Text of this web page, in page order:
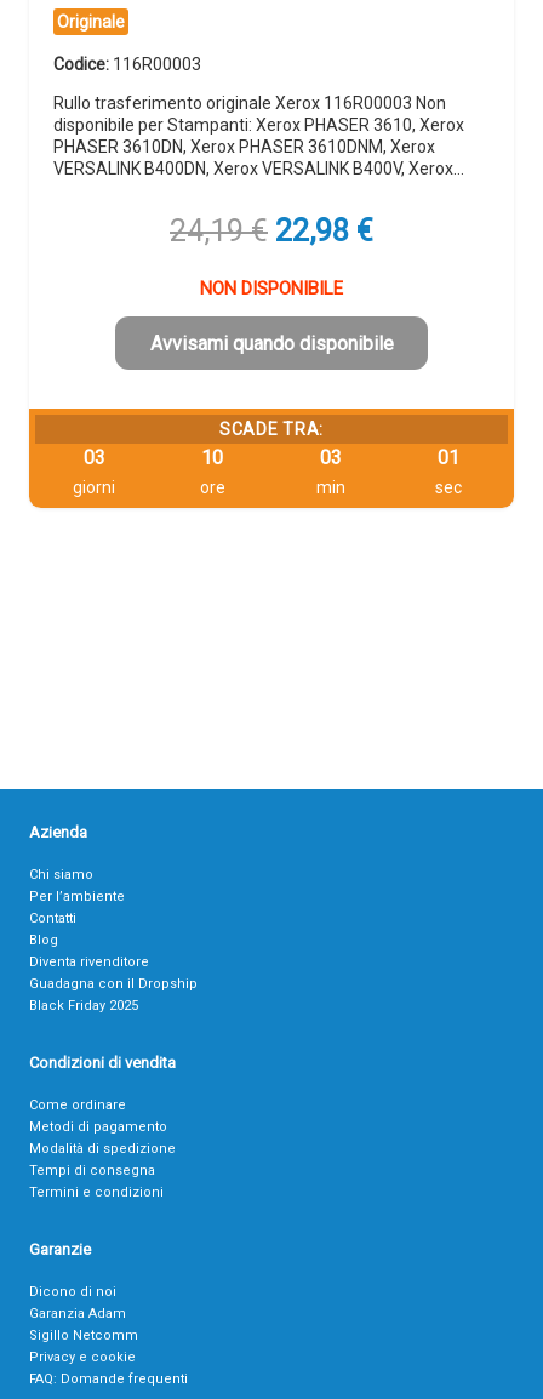
Originale
Codice: 116R00003
Rullo trasferimento originale Xerox 116R00003 Non
disponibile per Stampanti: Xerox PHASER 3610, Xerox
PHASER 3610DN, Xerox PHASER 3610DNM, Xerox
VERSALINK B400DN, Xerox VERSALINK B400V, Xerox…
24,19€ Il
originale
era:
24,19 €.
22,98 €Il
è:
22,98 €.
NON DISPONIBILE
Avvisami quando disponibile
SCADE TRA:
03
giorni
10
ore
03
min
00
sec
Azienda
Chi siamo
Per l’ambiente
Contatti
Blog
Diventa rivenditore
Guadagna con il Dropship
Black Friday 2025
Condizioni di vendita
Come ordinare
Metodi di pagamento
Modalità di spedizione
Tempi di consegna
Termini e condizioni
Garanzie
Dicono di noi
Garanzia Adam
Sigillo Netcomm
Privacy e cookie
FAQ: Domande frequenti